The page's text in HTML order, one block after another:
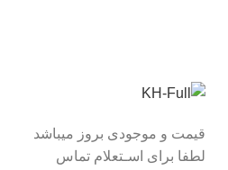
قیمت و موجودی بروز میباشد
لطفا برای اسـتعلام تماس